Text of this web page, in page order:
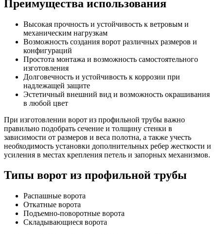
Преимущества использования
Высокая прочность и устойчивость к ветровым и
механическим нагрузкам
Возможность создания ворот различных размеров и
конфигураций
Простота монтажа и возможность самостоятельного
изготовления
Долговечность и устойчивость к коррозии при
надлежащей защите
Эстетичный внешний вид и возможность окрашивания
в любой цвет
При изготовлении ворот из профильной трубы важно
правильно подобрать сечение и толщину стенки в
зависимости от размеров и веса полотна, а также учесть
необходимость установки дополнительных ребер жесткости и
усиления в местах крепления петель и запорных механизмов.
Типы ворот из профильной трубы
Распашные ворота
Откатные ворота
Подъемно-поворотные ворота
Складывающиеся ворота